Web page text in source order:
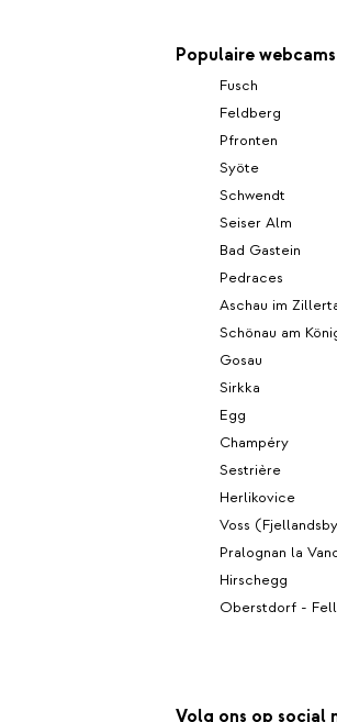
Populaire webcams
Fusch
Feldberg
Pfronten
Syöte
Schwendt
Seiser Alm
Bad Gastein
Pedraces
Aschau im
Schönau am
Gosau
Sirkka
Egg
Champéry
Sestrière
Herlikovice
Voss
Pralognan la
Hirschegg
Oberstdorf -
Volg ons op social